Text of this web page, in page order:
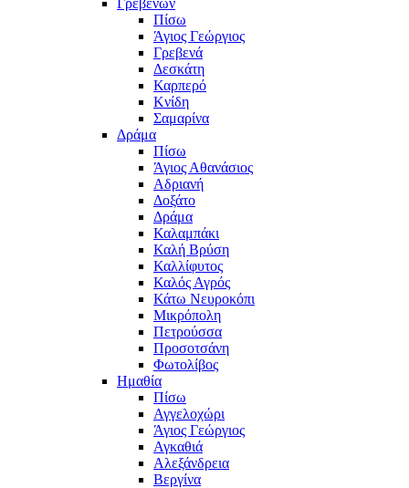
Πίσω
Άγιος Γεώργιος
Γρεβενά
Δεσκάτη
Καρπερό
Κνίδη
Σαμαρίνα
Δράμα
Πίσω
Άγιος Αθανάσιος
Αδριανή
Δοξάτο
Δράμα
Καλαμπάκι
Καλή Βρύση
Καλλίφυτος
Καλός Αγρός
Κάτω Νευροκόπι
Μικρόπολη
Πετρούσσα
Προσοτσάνη
Φωτολίβος
Ημαθία
Πίσω
Αγγελοχώρι
Άγιος Γεώργιος
Αγκαθιά
Αλεξάνδρεια
Βεργίνα